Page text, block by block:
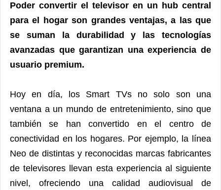
Poder convertir el televisor en un hub central
para el hogar son grandes ventajas, a las que
se suman la durabilidad y las tecnologías
avanzadas que garantizan una experiencia de
usuario premium.
Hoy en día, los Smart TVs no solo son una
ventana a un mundo de entretenimiento, sino que
también se han convertido en el centro de
conectividad en los hogares. Por ejemplo, la línea
Neo de distintas y reconocidas marcas fabricantes
de televisores llevan esta experiencia al siguiente
nivel, ofreciendo una calidad audiovisual de